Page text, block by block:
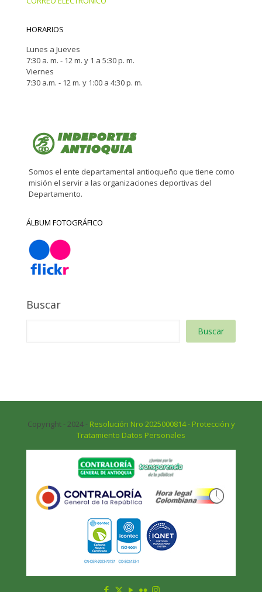
HORARIOS
Lunes a Jueves
7:30 a. m. - 12 m. y 1 a 5:30 p. m.
Viernes
7:30 a.m. - 12 m. y 1:00 a 4:30 p. m.
Somos el ente departamental antioqueño que tiene como
misión el servir a las organizaciones deportivas del
Departamento.
ÁLBUM FOTOGRÁFICO
Buscar
Buscar
Copyright - 2024 - Resolución Nro 2025000814 - Protección y
Tratamiento Datos Personales